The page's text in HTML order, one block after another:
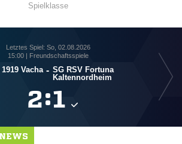
Spielklasse
Letztes Spiel: So, 02.08.2026
15:00 | Freundschaftsspiele
Vacha - SG RSV Fortuna
Kaltennordheim
: